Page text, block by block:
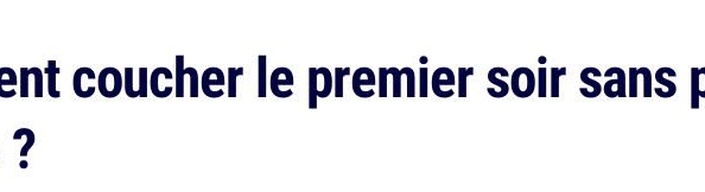
coucher le premier soir sans